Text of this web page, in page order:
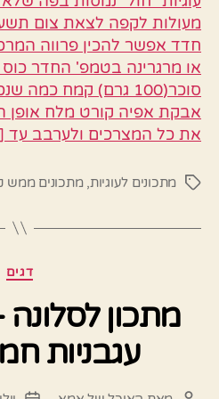
מעולות לקפה לצאת צום
אבקת אפיה קורט מלח
את כל המצרכים ולערבב
תגיותמתכונים לעוגיות ,מתכונים ממש
דגים
מתכון
עגבניות